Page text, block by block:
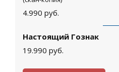
4.990 руб.
Настоящий Гознак
19.990 руб.